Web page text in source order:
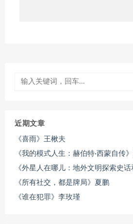
近期文章
《喜雨》王楸夫
《我的模式人生：赫伯特·西蒙自传
《外星人在哪儿：地外文明探索史
《所有社交，都是牌局》夏鹏
《谁在犯罪》李玫瑾